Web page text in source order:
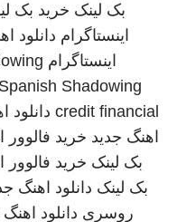
بک لینک خرید بک
اینستاگرام دانلود
اینستاگرام
Spanish Shadowing
credit financial دانلود
اهنگ جدید خرید فالوور
بک لینک خرید فالوور
بک لینک دانلود اهنگ
روسری دانلود اهنگ